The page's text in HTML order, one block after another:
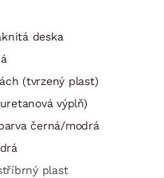
deska
(tvrzený plast)
výplň)
černá/modrá
plast